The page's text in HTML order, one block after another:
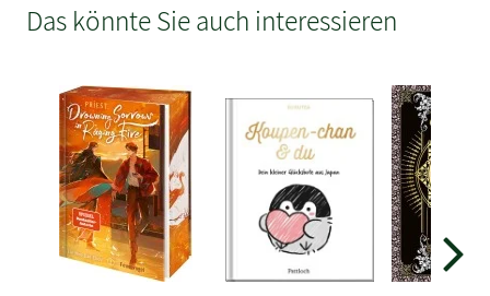
Das könnte Sie auch interessieren